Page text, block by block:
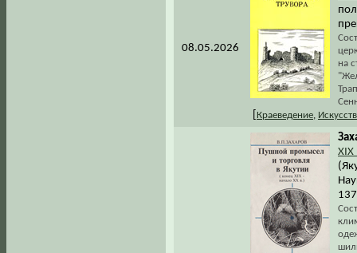
08.05.2026
на
Краеведение
XIX